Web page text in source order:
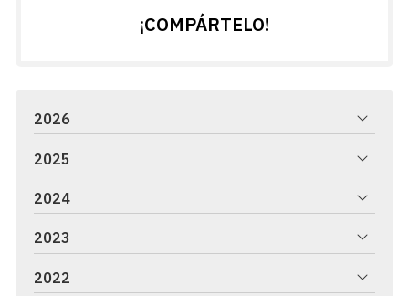
¡COMPÁRTELO!
2026
2025
2024
2023
2022